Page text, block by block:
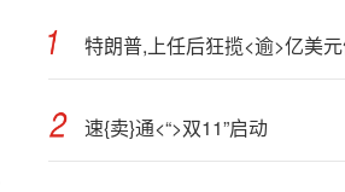
速{卖}通<“>双11”启动